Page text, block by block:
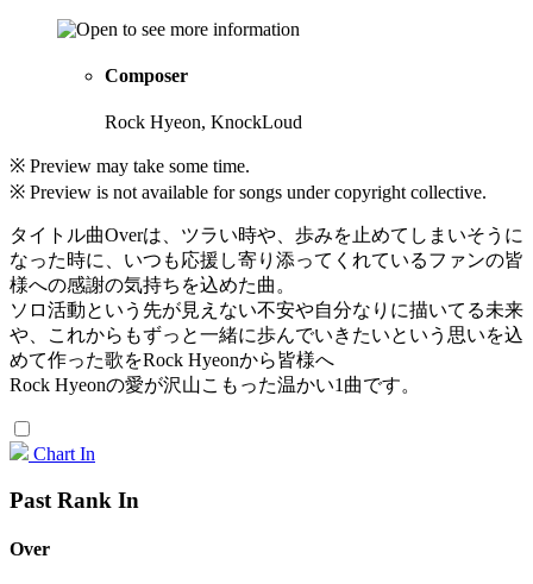
Composer
Rock Hyeon, KnockLoud
※ Preview may take some time.
※ Preview is not available for songs under copyright collective.
タイトル曲Overは、ツラい時や、歩みを止めてしまいそうに
なった時に、いつも応援し寄り添ってくれているファンの皆
様への感謝の気持ちを込めた曲。
ソロ活動という先が見えない不安や自分なりに描いてる未来
や、これからもずっと一緒に歩んでいきたいという思いを込
めて作った歌をRock Hyeonから皆様へ
Rock Hyeonの愛が沢山こもった温かい1曲です。
Chart In
Past Rank In
Over